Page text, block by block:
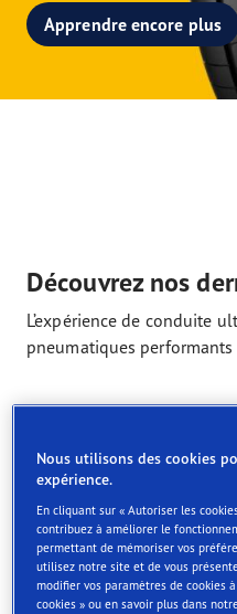
Apprendre encore plus
Découvrez nos
L’expérience de conduite
pneumatiques
Trouvez
plus proche
Nous utilisons des cookies
expérience.
En cliquant sur « Autoriser les
contribuez à améliorer le
permettant de mémoriser vos
utilisez notre site et de vous
modifier vos paramètres de cookies
cookies » ou en savoir plus dans